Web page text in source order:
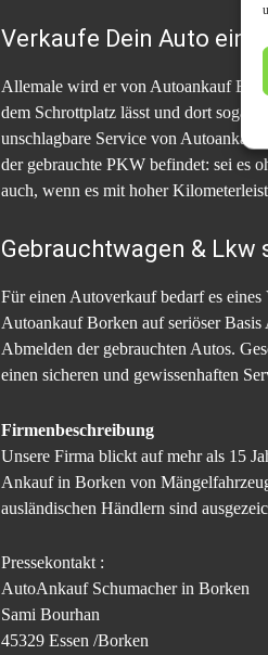
Verkaufe Dein Auto
Allemale wird er von Autoankauf
dem Schrottplatz lässt und dort sogar
unschlagbare Service von
der gebrauchte PKW befindet: sei es
auch, wenn es mit hoher
Gebrauchtwagen & Lkw
Für einen Autoverkauf bedarf es eines
Autoankauf Borken auf seriöser
Abmelden der gebrauchten Autos.
einen sicheren und gewissenhaften
Firmenbeschreibung
Unsere Firma blickt auf mehr als 15
Ankauf in Borken von
ausländischen Händlern sind
Pressekontakt :
AutoAnkauf Schumacher in Borken
Sami Bourhan
45329 Essen /Borken